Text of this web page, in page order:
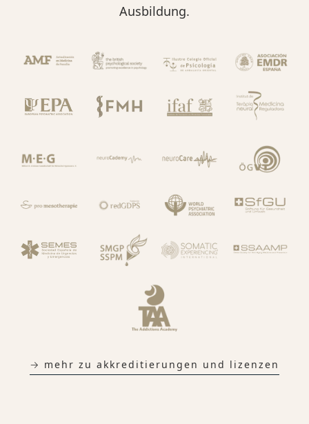
Ausbildung.
→ mehr zu akkreditierungen und lizenzen